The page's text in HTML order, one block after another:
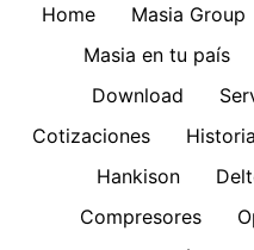
Home Masia Group
Masia en tu país
Download
Cotizaciones
Historia
Hankison
Compresores